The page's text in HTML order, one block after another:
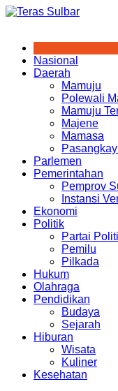
Skip
Nasional
Daerah
Mamuju
Polewali
Mamuju
Majene
Mamasa
Parlemen
Pemerintahan
Pemprov
Instansi
Ekonomi
Politik
Partai
Pemilu
Pilkada
Hukum
Olahraga
Pendidikan
Budaya
Sejarah
Hiburan
Wisata
Kuliner
Kesehatan